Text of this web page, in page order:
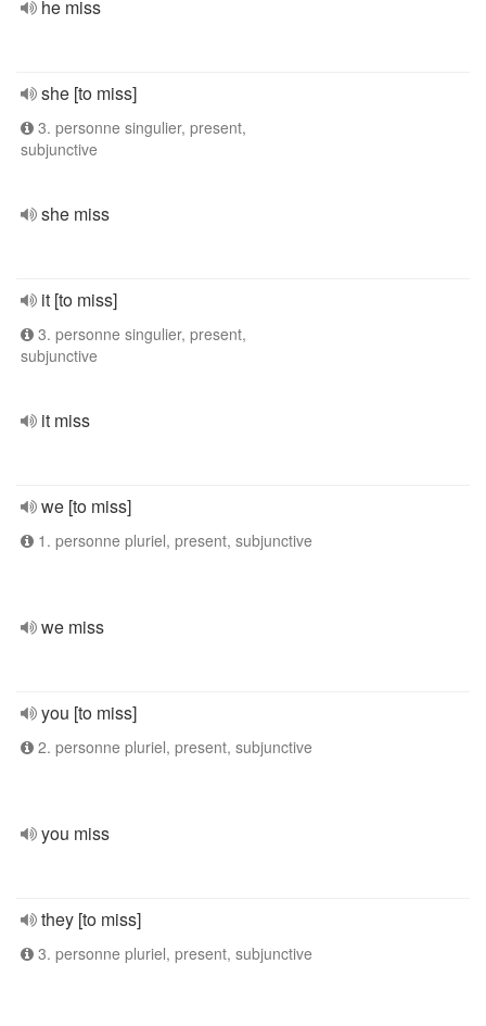
he miss
she [to miss]
3. personne singulier, present,
subjunctive
she miss
it [to miss]
3. personne singulier, present,
subjunctive
it miss
we [to miss]
1. personne pluriel, present, subjunctive
we miss
you [to miss]
2. personne pluriel, present, subjunctive
you miss
they [to miss]
3. personne pluriel, present, subjunctive